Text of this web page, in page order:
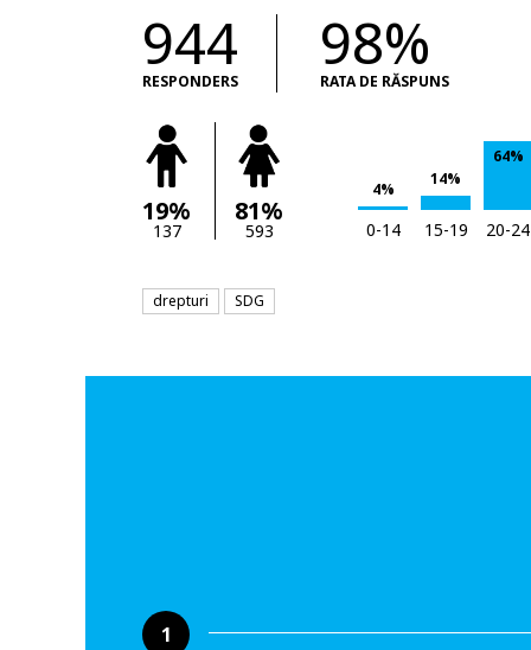
944
RESPONDERS
98%
RATA DE RĂSPUNS
19%
137
81%
593
4%
14%
64%
0-14 15-19 20-24
drepturi SDG
1